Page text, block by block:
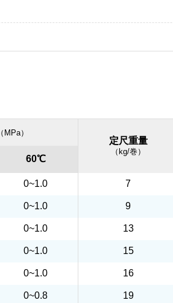
（MPa）
定尺重量
（kg/巻）
60℃
0~1.0 7
0~1.0 9
0~1.0 13
0~1.0 15
0~1.0 16
0~0.8 19